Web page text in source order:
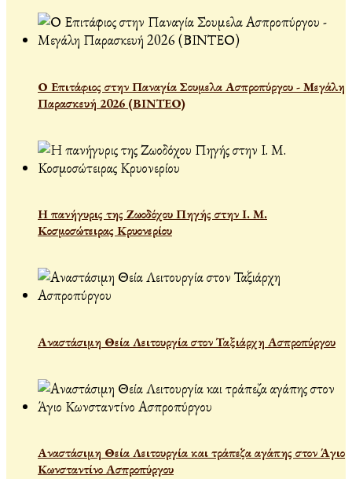
Ο Επιτάφιος στην Παναγία Σουμελα Ασπροπύργου - Μεγάλη
Παρασκευή 2026 (ΒΙΝΤΕΟ)
Η πανήγυρις της Ζωοδόχου Πηγής στην Ι. Μ.
Κοσμοσώτειρας Κρυονερίου
Αναστάσιμη Θεία Λειτουργία στον Ταξιάρχη Ασπροπύργου
Αναστάσιμη Θεία Λειτουργία και τράπεζα αγάπης στον Άγιο
Κωνσταντίνο Ασπροπύργου